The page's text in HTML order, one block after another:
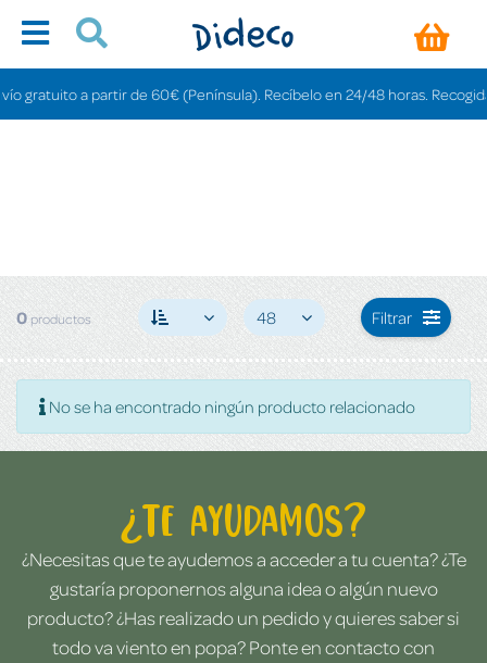
gratuito a partir de 60€ (Península). Recíbelo en 24/48 horas. Recogida
0productos 48 Filtrar
No se ha encontrado ningún producto relacionado
¿Te ayudamos?
¿Necesitas que te ayudemos a acceder a tu cuenta? ¿Te
gustaría proponernos alguna idea o algún nuevo
producto? ¿Has realizado un pedido y quieres saber si
todo va viento en popa? Ponte en contacto con